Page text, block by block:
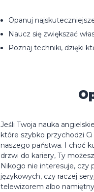
Opanuj
Naucz się zwiększać
Poznaj techniki, dzięki
Jeśli Twoja nauka
które szybko przychodzi
naszego państwa. I choć
drzwi do kariery, Ty
Nikogo nie interesuje, czy
językowych, czy raczej
telewizorem albo